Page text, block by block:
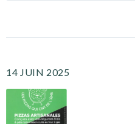
14 JUIN 2025